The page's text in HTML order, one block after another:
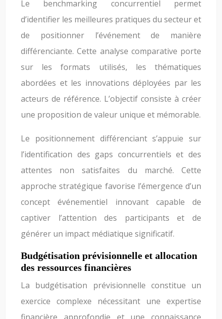
Le benchmarking concurrentiel permet
d’identifier les meilleures pratiques du secteur et
de positionner l’événement de manière
différenciante. Cette analyse comparative porte
sur les formats utilisés, les thématiques
abordées et les innovations déployées par les
acteurs de référence. L’objectif consiste à créer
une proposition de valeur unique et mémorable.
Le positionnement différenciant s’appuie sur
l’identification des gaps concurrentiels et des
attentes non satisfaites du marché. Cette
approche stratégique favorise l’émergence d’un
concept événementiel innovant capable de
captiver l’attention des participants et de
générer un impact médiatique significatif.
Budgétisation prévisionnelle et allocation
des ressources financières
La budgétisation prévisionnelle constitue un
exercice complexe nécessitant une expertise